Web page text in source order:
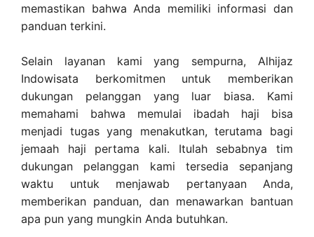
memastikan bahwa Anda memiliki informasi dan
panduan terkini.
Selain layanan kami yang sempurna, Alhijaz
Indowisata berkomitmen untuk memberikan
dukungan pelanggan yang luar biasa. Kami
memahami bahwa memulai ibadah haji bisa
menjadi tugas yang menakutkan, terutama bagi
jemaah haji pertama kali. Itulah sebabnya tim
dukungan pelanggan kami tersedia sepanjang
waktu untuk menjawab pertanyaan Anda,
memberikan panduan, dan menawarkan bantuan
apa pun yang mungkin Anda butuhkan.